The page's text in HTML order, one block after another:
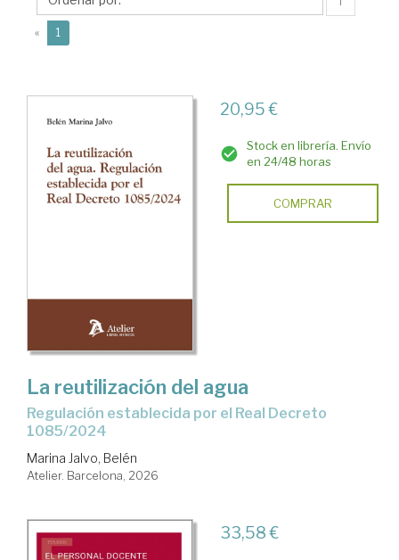
« 1
20,95 €
Stock en librería. Envío
en 24/48 horas
COMPRAR
La reutilización del agua
Regulación establecida por el Real Decreto
1085/2024
Marina Jalvo, Belén
Atelier. Barcelona, 2026
33,58 €